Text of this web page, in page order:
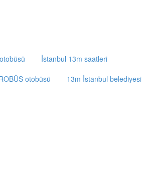
İstanbul 13m saatleri
otobüsü 13m İstanbul belediyesi